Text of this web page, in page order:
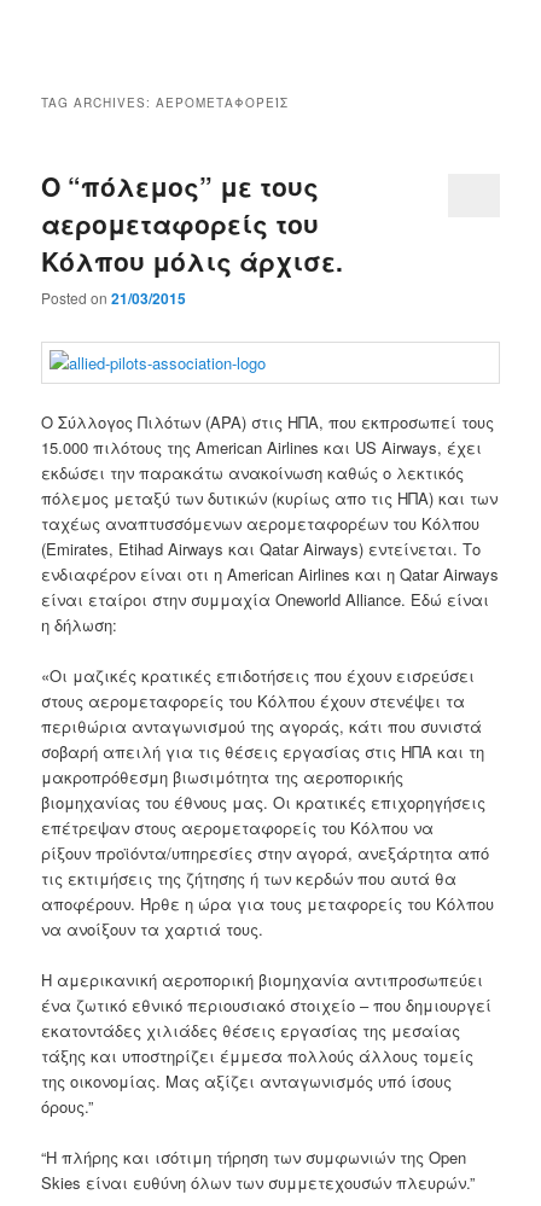
TAG ARCHIVES:ΑΕΡΟΜΕΤΑΦΟΡΕΊΣ
Ο “πόλεμος” με τους
αερομεταφορείς του
Κόλπου μόλις άρχισε.
Posted on21/03/2015
Ο Σύλλογος Πιλότων (APA) στις ΗΠΑ, που εκπροσωπεί τους
15.000 πιλότους της American Airlines και US Airways, έχει
εκδώσει την παρακάτω ανακοίνωση καθώς ο λεκτικός
πόλεμος μεταξύ των δυτικών (κυρίως απο τις ΗΠΑ) και των
ταχέως αναπτυσσόμενων αερομεταφορέων του Κόλπου
(Emirates, Etihad Airways και Qatar Airways) εντείνεται.Το
ενδιαφέρον είναι οτι η American Airlines και η Qatar Airways
είναι εταίροι στην συμμαχία Oneworld Alliance. Εδώ είναι
η δήλωση:
«Οι μαζικές κρατικές επιδοτήσεις που έχουν εισρεύσει
στους αερομεταφορείς του Κόλπου έχουν στενέψει τα
περιθώρια ανταγωνισμού της αγοράς, κάτι που συνιστά
σοβαρή απειλή για τις θέσεις εργασίας στις ΗΠΑ και τη
μακροπρόθεσμη βιωσιμότητα της αεροπορικής
βιομηχανίας του έθνους μας. Οι κρατικές επιχορηγήσεις
επέτρεψαν στους αερομεταφορείς του Κόλπου να
ρίξουν προϊόντα/υπηρεσίες στην αγορά, ανεξάρτητα από
τις εκτιμήσεις της ζήτησης ή των κερδών που αυτά θα
αποφέρουν. Ήρθε η ώρα για τους μεταφορείς του Κόλπου
να ανοίξουν τα χαρτιά τους.
Η αμερικανική αεροπορική βιομηχανία αντιπροσωπεύει
ένα ζωτικό εθνικό περιουσιακό στοιχείο – που δημιουργεί
εκατοντάδες χιλιάδες θέσεις εργασίας της μεσαίας
τάξης και υποστηρίζει έμμεσα πολλούς άλλους τομείς
της οικονομίας. Μας αξίζει ανταγωνισμός υπό ίσους
όρους.”
“Η πλήρης και ισότιμη τήρηση των συμφωνιών της Open
Skies είναι ευθύνη όλων των συμμετεχουσών πλευρών.”